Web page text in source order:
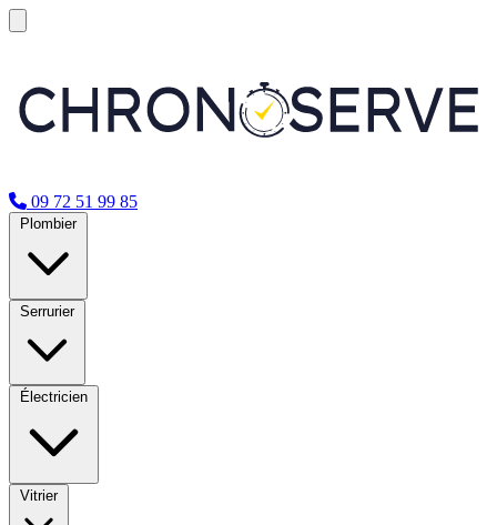
09 72 51 99 85
Plombier
Serrurier
Électricien
Vitrier